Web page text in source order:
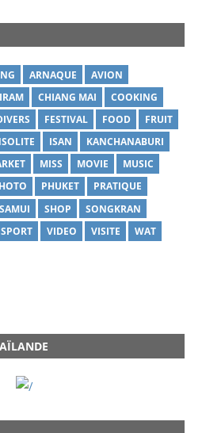
ARNAQUE
AVION
CHIANG MAI
COOKING
FESTIVAL FOOD
FRUIT
ISAN
KANCHANABURI
MISS MOVIE
MUSIC
PHUKET
PRATIQUE
SAMUI SHOP
SONGKRAN
VIDEO VISITE
WAT